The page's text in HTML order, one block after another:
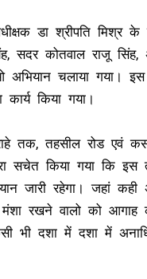
डा श्रीपति मिश्र
कोतवाल राजू सिंह,
अभियान चलाया गया।
किया गया।
तक, तहसील रोड
सचेत किया गया कि इस
जारी रहेगा। जहां
मंशा रखने वालो को
दशा में दशा में